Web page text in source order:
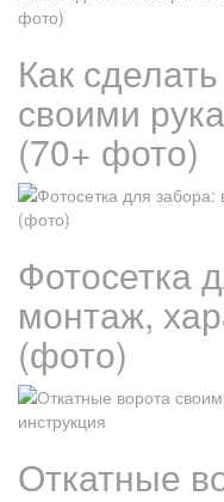
Как
своими
(70+ фото)
Фотосетка
монтаж,
(фото)
Откатные